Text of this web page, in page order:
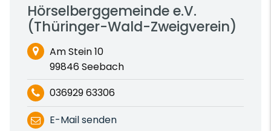
Hörselberggemeinde e.V.
(Thüringer-Wald-Zweigverein)
Am Stein 10
99846 Seebach
036929 63306
E-Mail senden